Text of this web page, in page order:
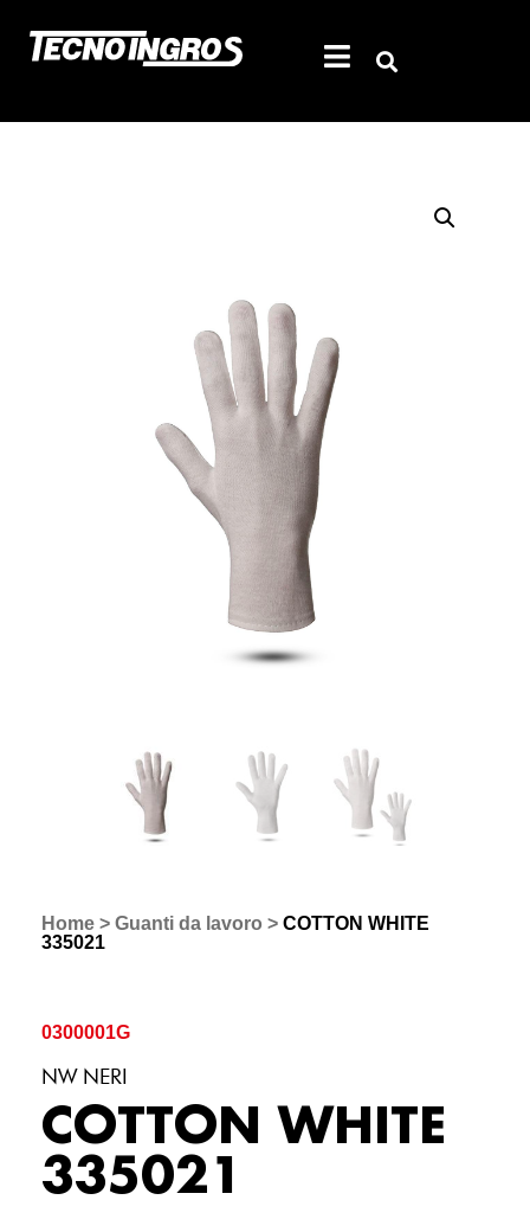
Home > Guanti da lavoro > COTTON WHITE
335021
0300001G
NW NERI
COTTON WHITE
335021